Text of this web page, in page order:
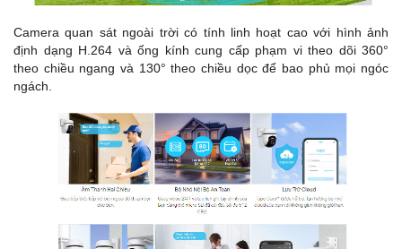
Camera quan sát ngoài trời có tính linh hoạt cao với hình ảnh
định dạng H.264 và ống kính cung cấp phạm vi theo dõi 360°
theo chiều ngang và 130° theo chiều dọc để bao phủ mọi ngóc
ngách.